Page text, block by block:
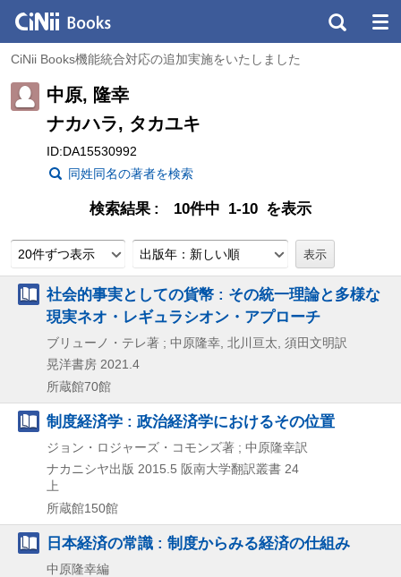
CiNii Books機能統合対応の追加実施をいたしました
中原, 隆幸
ナカハラ, タカユキ
ID:DA15530992
同姓同名の著者を検索
検索結果 10件中 1-10 を表示
20件ずつ表示 出版年：新しい順
社会的事実としての貨幣 : その統一理論と多様な
現実ネオ・レギュラシオン・アプローチ
ブリューノ・テレ著 ; 中原隆幸, 北川亘太, 須田文明訳
晃洋書房 2021.4
所蔵館70館
制度経済学 : 政治経済学におけるその位置
ジョン・ロジャーズ・コモンズ著 ; 中原隆幸訳
ナカニシヤ出版 2015.5 阪南大学翻訳叢書 24
上
所蔵館150館
日本経済の常識 : 制度からみる経済の仕組み
中原隆幸編